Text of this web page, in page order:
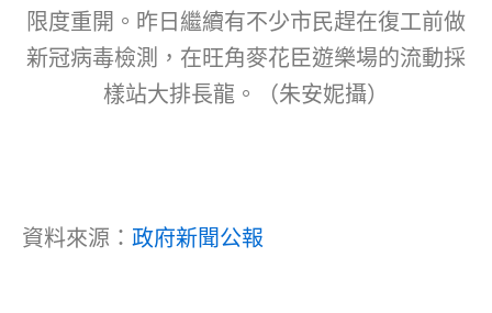
限度重開。昨日繼續有不少市民趕在復工前做
新冠病毒檢測，在旺角麥花臣遊樂場的流動採
樣站大排長龍。（朱安妮攝）
資料來源： 政府新聞公報